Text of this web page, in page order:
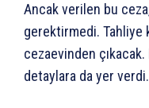
Ancak verilen bu
gerektirmedi. Tahliye
cezaevinden
detaylara da yer verdi.